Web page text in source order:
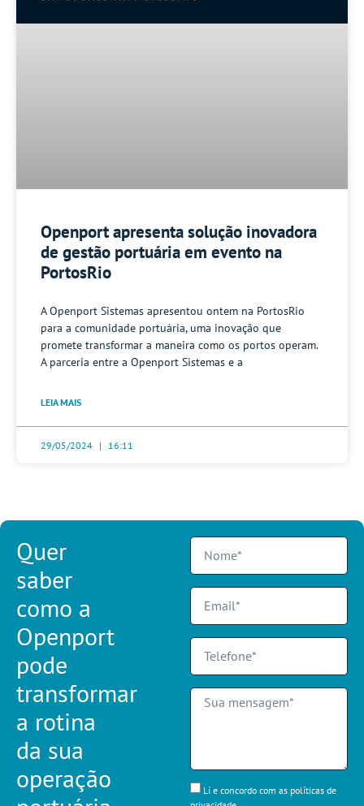
Openport apresenta solução inovadora
de gestão portuária em evento na
PortosRio
A Openport Sistemas apresentou ontem na PortosRio
para a comunidade portuária, uma inovação que
promete transformar a maneira como os portos operam.
A parceria entre a Openport Sistemas e a
LEIA MAIS
29/05/2024 16:11
Quer
saber
como a
Openport
pode
transformar
a rotina
da sua
operação
Lí e concordo com as políticas de